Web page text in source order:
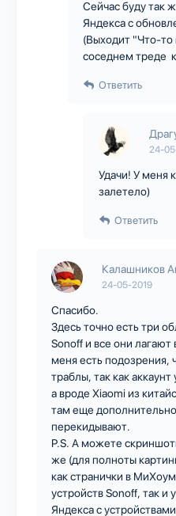
Сейчас буду так
Яндекса с
(Выходит "Что-то
соседнем треде
Ответить
24-
Удачи! У меня
залетело)
Ответить
Калашников
24-05-2019
Спасибо.
Здесь точно есть три
Sonoff и все они
меня есть подозрения,
траблы, так как
а вроде Xiaomi из
там еще
перекидывают.
P.S. А можете
же (для полноты
как странички в
устройств Sonoff, так и
Яндекса с